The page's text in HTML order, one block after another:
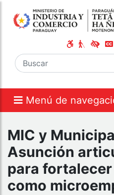
Menú de
MIC y
Asunción
para
como